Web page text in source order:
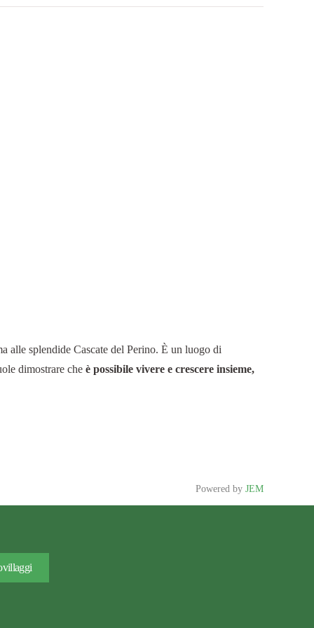
alle splendide Cascate del Perino. È un luogo di
dimostrare che è possibile vivere e crescere insieme,
Powered by JEM